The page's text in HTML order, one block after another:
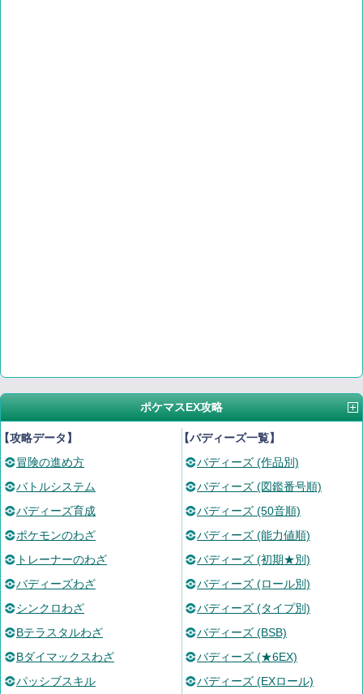
ポケマスEX攻略
攻略データ】
冒険の進め方
バトルシステム
バディーズ育成
ポケモンのわざ
トレーナーのわざ
バディーズわざ
シンクロわざ
Bテラスタルわざ
Bダイマックスわざ
パッシブスキル
【バディーズ一覧】
バディーズ (作品別)
バディーズ (図鑑番号順)
バディーズ (50音順)
バディーズ (能力値順)
バディーズ (初期★別)
バディーズ (ロール別)
バディーズ (タイプ別)
バディーズ (BSB)
バディーズ (★6EX)
バディーズ (EXロール)